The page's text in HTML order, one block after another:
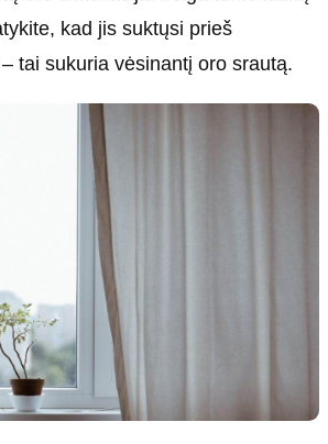
kad jis suktųsi prieš
tai sukuria vėsinantį oro srautą.